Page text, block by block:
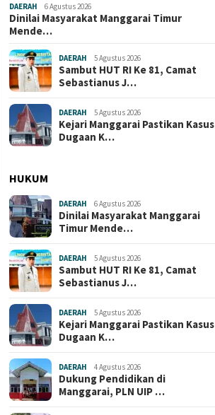
DAERAH 6 Agustus 2026
Dinilai Masyarakat Manggarai Timur
Mende…
DAERAH 5 Agustus 2026
Sambut HUT RI Ke 81, Camat
Sebastianus J…
DAERAH 5 Agustus 2026
Kejari Manggarai Pastikan Kasus
Dugaan K…
HUKUM
DAERAH 6 Agustus 2026
Dinilai Masyarakat Manggarai
Timur Mende…
DAERAH 5 Agustus 2026
Sambut HUT RI Ke 81, Camat
Sebastianus J…
DAERAH 5 Agustus 2026
Kejari Manggarai Pastikan Kasus
Dugaan K…
DAERAH 4 Agustus 2026
Dukung Pendidikan di
Manggarai, PLN UIP …